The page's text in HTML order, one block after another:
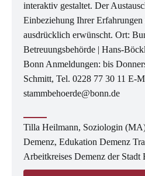
interaktiv gestaltet. Der
Einbeziehung Ihrer Erfahrungen
ausdrücklich erwünscht. Ort:
Betreuungsbehörde | Hans-
Bonn Anmeldungen: bis
Schmitt, Tel. 0228 77 30 11 E-
stammbehoerde@bonn.de
Tilla Heilmann, Soziologin
Demenz, Edukation Demenz
Arbeitkreises Demenz der Stadt